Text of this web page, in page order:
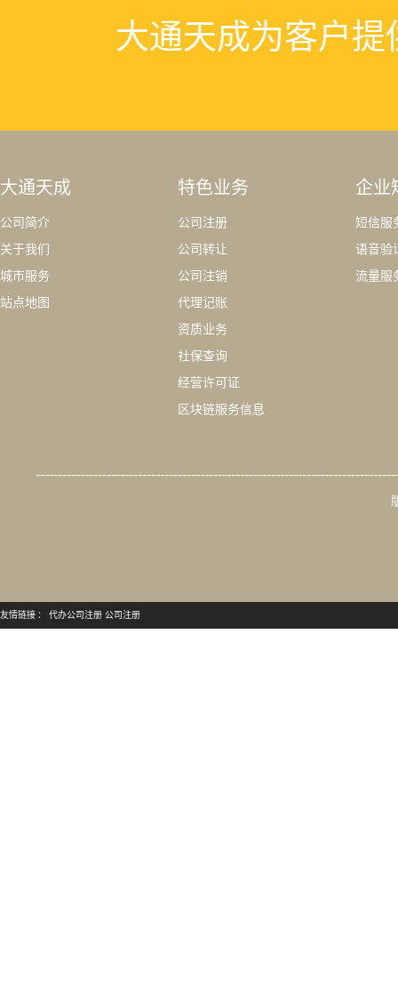
大通天成为客户
大通天成
公司简介
关于我们
城市服务
站点地图
特色业务
公司注册
公司转让
公司注销
代理记账
资质业务
社保查询
经营许可证
区块链服务信息
企业
短信服
语音验
流量服
友情链接 ： 代办公司注册 公司注册